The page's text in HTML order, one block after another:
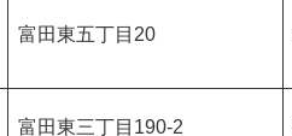
富田東五丁目20
富田東三丁目190-2